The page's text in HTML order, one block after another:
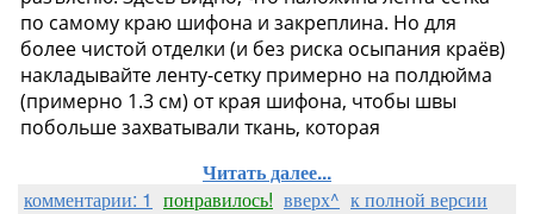
Читать далее...
комментарии: 1 понравилось! вверх^ к полной версии